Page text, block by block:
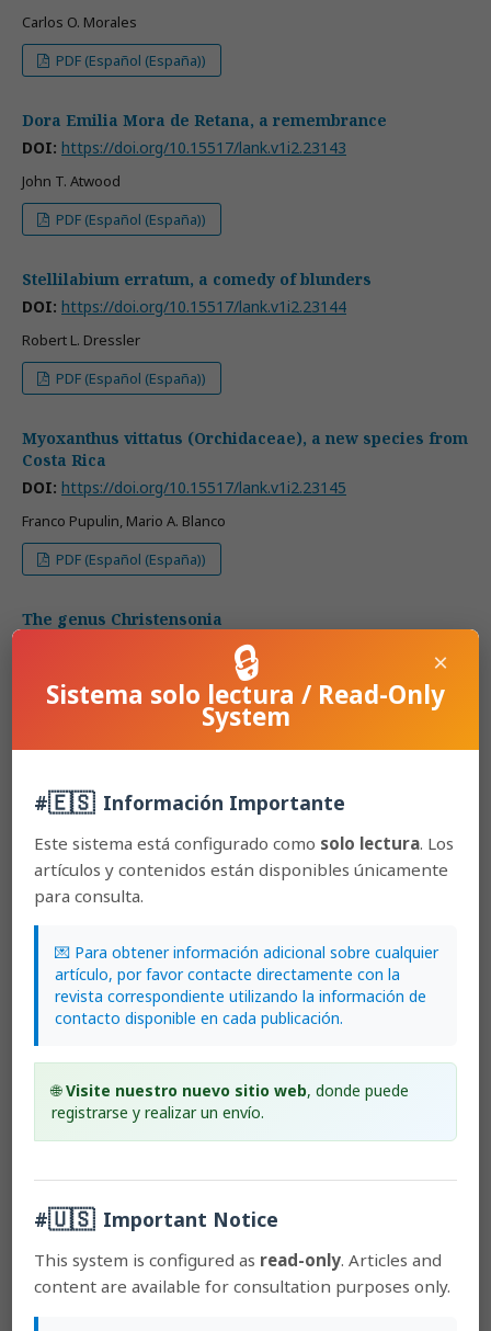
Carlos O. Morales
PDF (Español (España))
Dora Emilia Mora de Retana, a remembrance
DOI: https://doi.org/10.15517/lank.v1i2.23143
John T. Atwood
PDF (Español (España))
Stellilabium erratum, a comedy of blunders
DOI: https://doi.org/10.15517/lank.v1i2.23144
Robert L. Dressler
PDF (Español (España))
Myoxanthus vittatus (Orchidaceae), a new species from
Costa Rica
DOI: https://doi.org/10.15517/lank.v1i2.23145
Franco Pupulin, Mario A. Blanco
PDF (Español (España))
The genus Christensonia
https://doi.org/10.15517/lank.v1i2.23146
Eric A. Christenson
PDF (Español (España))
spiralis (L.) Chevall. (Orchidaceae): description of
endophytes of S. parviflora, and in vitro symbiosis
development in S. parviflora and Spiranthes spiralis
DOI: https://doi.org/10.15517/lank.v1i2.23147
Pier Luigi Pacetti, Sabine Riess
PDF (Español (España))
SCImago Journal Ranking (SJR)
Lankesteriana Website
×
🔒
Sistema solo lectura / Read-Only
System
#🇪🇸 Información Importante
Este sistema está configurado como solo lectura. Los
artículos y contenidos están disponibles únicamente
para consulta.
💌 Para obtener información adicional sobre cualquier
artículo, por favor contacte directamente con la
revista correspondiente utilizando la información de
contacto disponible en cada publicación.
🌐Visite nuestro nuevo sitio web, donde puede
registrarse y realizar un envío.
#🇺🇸 Important Notice
This system is configured as read-only. Articles and
content are available for consultation purposes only.